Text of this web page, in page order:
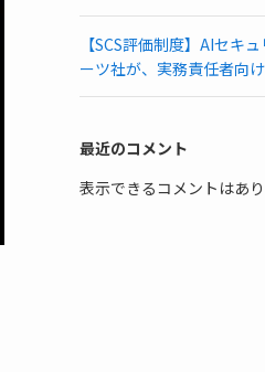
【SCS評価制度】AIセキ
ーツ社が、実務責任者向
最近のコメント
表示できるコメントはあり